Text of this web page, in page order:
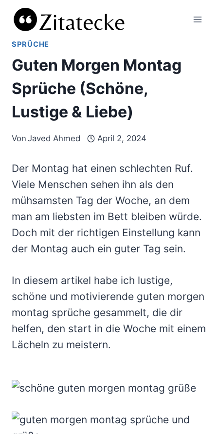
Zum
Inhalt
springen
SPRÜCHE
Guten Morgen Montag
Sprüche (Schöne,
Lustige & Liebe)
Von Javed Ahmed April 2, 2024
Der Montag hat einen schlechten Ruf.
Viele Menschen sehen ihn als den
mühsamsten Tag der Woche, an dem
man am liebsten im Bett bleiben würde.
Doch mit der richtigen Einstellung kann
der Montag auch ein guter Tag sein.
In diesem artikel habe ich lustige,
schöne und motivierende guten morgen
montag sprüche gesammelt, die dir
helfen, den start in die Woche mit einem
Lächeln zu meistern.